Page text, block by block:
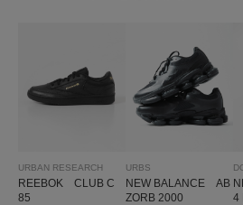
URBAN RESEARCH
REEBOK CLUB C
85
URBS
NEW BALANCE AB
ZORB 2000
4